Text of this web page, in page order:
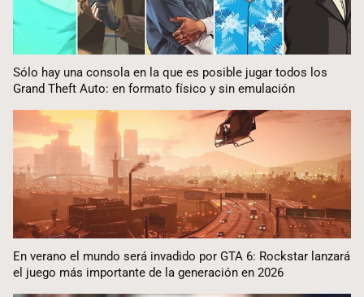
Sólo hay una consola en la que es posible jugar todos los
Grand Theft Auto: en formato físico y sin emulación
En verano el mundo será invadido por GTA 6: Rockstar lanzará
el juego más importante de la generación en 2026